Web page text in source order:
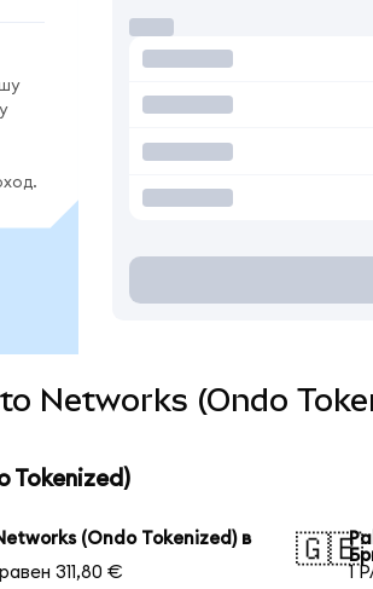
Alto Networks (Ondo
Tokenized)
(Ondo Tokenized) в
311,80 €
🇬🇧
1